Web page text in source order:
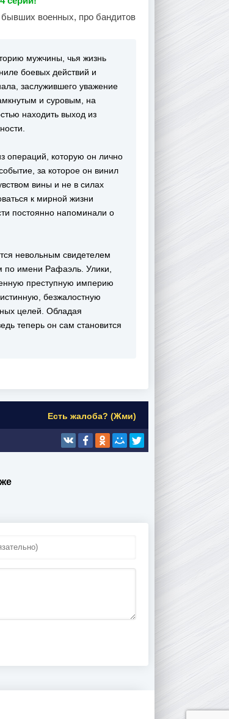
бывших военных, про бандитов
мужчины, чья жизнь
боевых действий и
заслужившего уважение
и суровым, на
находить выход из
операций, которую он лично
за которое он винил
вины и не в силах
к мирной жизни
постоянно напоминали о
невольным свидетелем
по имени Рафаэль. Улики,
преступную империю
безжалостную
целей. Обладая
теперь он сам становится
Есть жалоба? (Жми)